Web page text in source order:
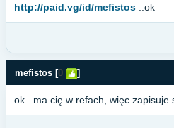
http://paid.vg/id/mefistos ..ok
mefistos [0 ]
ok...ma cię w refach, więc zapisuje